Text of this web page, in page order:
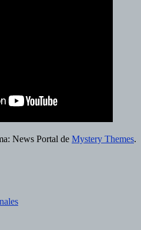
News Portal de Mystery Themes.